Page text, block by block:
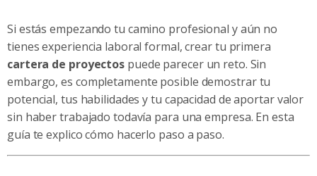
Si estás empezando tu camino profesional y aún no
tienes experiencia laboral formal, crear tu primera
cartera de proyectos puede parecer un reto. Sin
embargo, es completamente posible demostrar tu
potencial, tus habilidades y tu capacidad de aportar valor
sin haber trabajado todavía para una empresa. En esta
guía te explico cómo hacerlo paso a paso.